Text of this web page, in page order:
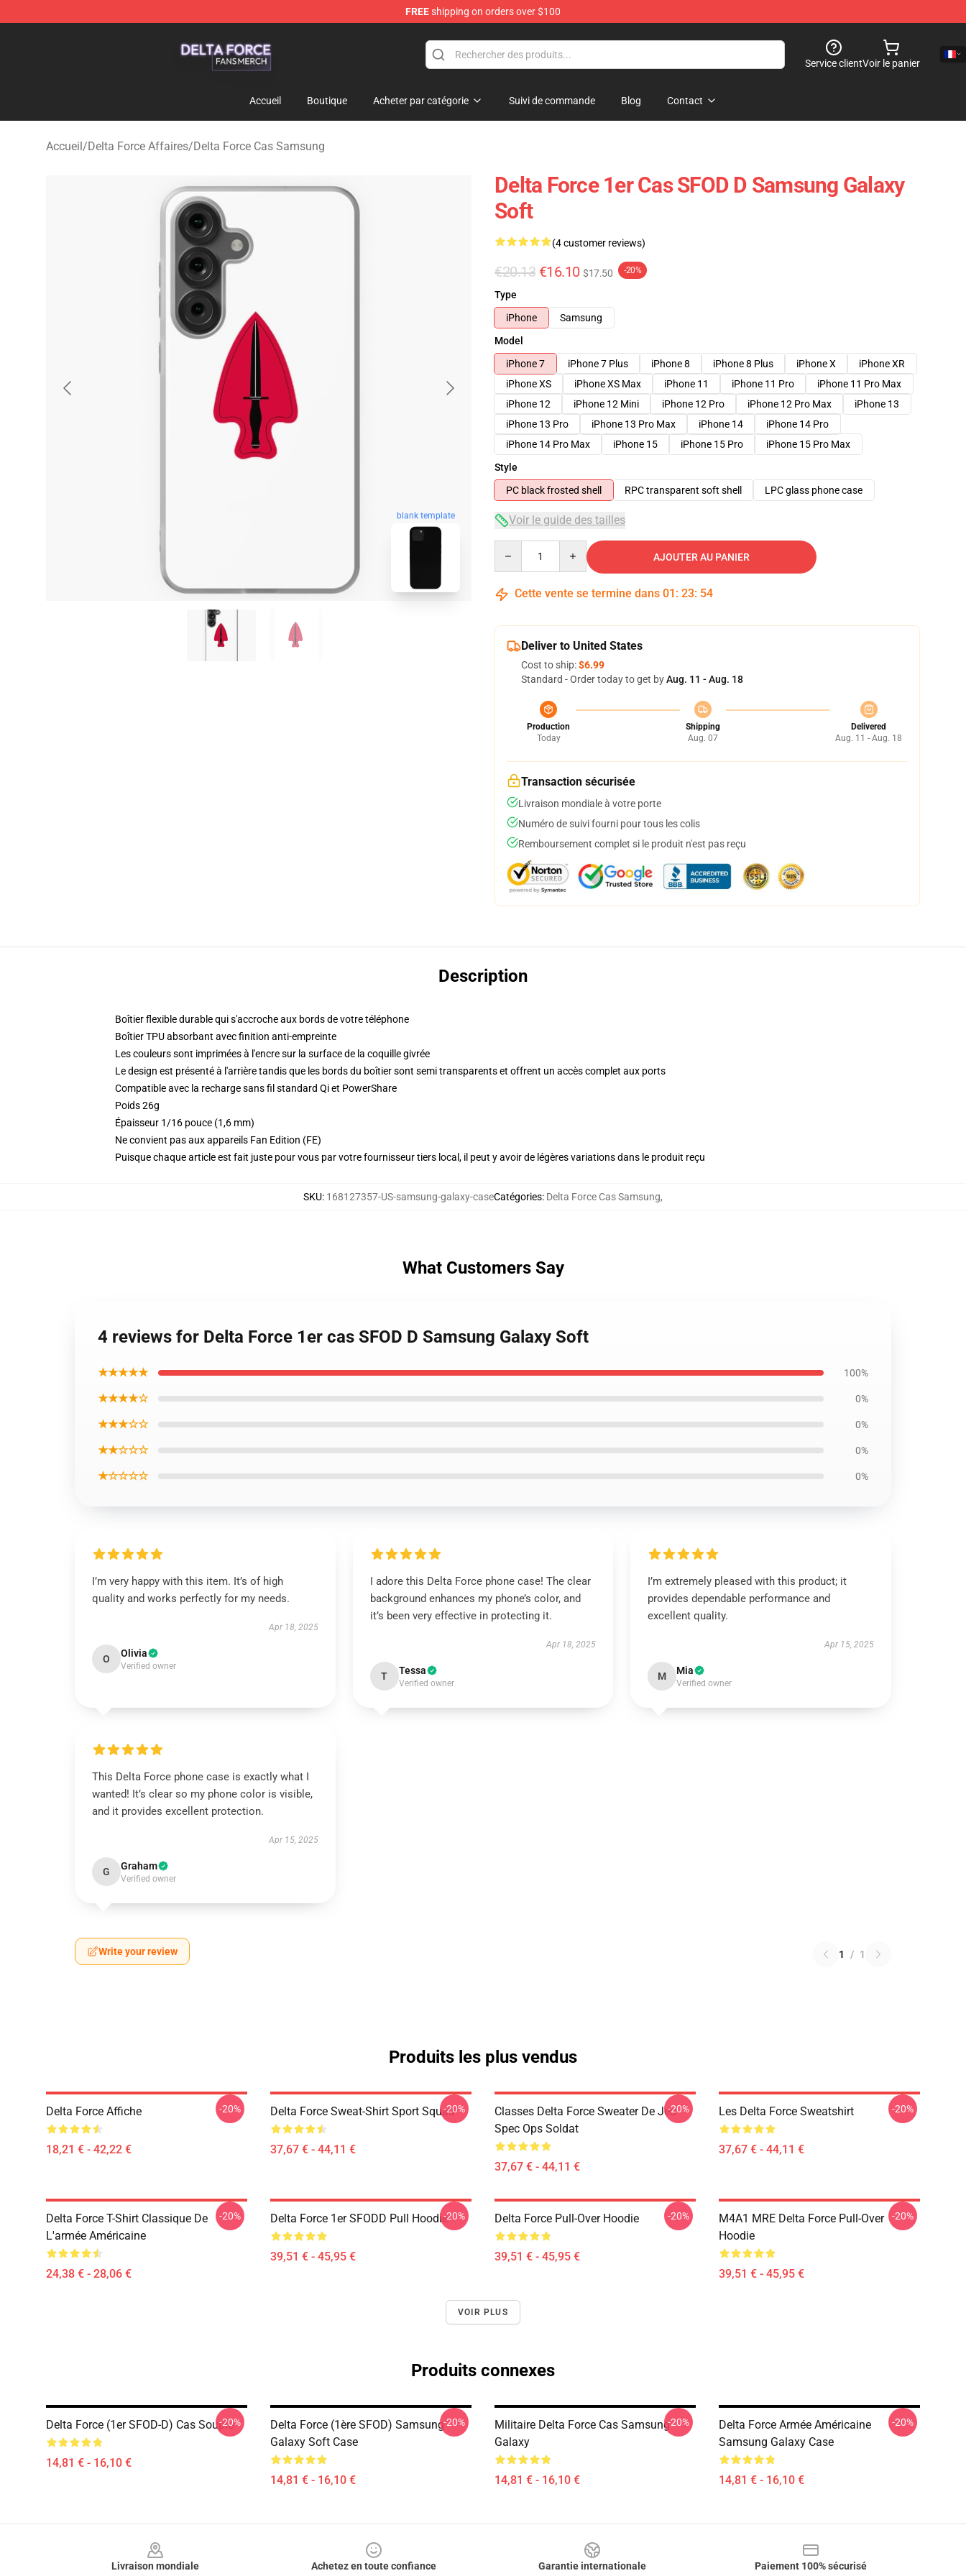
FREEshipping on orders over $100
Service clientVoir le panier
Accueil Boutique Acheter par catégorie Suivi de commande Blog Contact
Accueil/Delta Force Affaires/Delta Force Cas Samsung
blank template
Delta Force 1er Cas SFOD D Samsung Galaxy
Soft
(4 customer reviews)
€20.13 €16.10 $17.50 -20%
Type
iPhone
Samsung
Model
iPhone 7
iPhone 7 Plus iPhone 8 iPhone 8 Plus iPhone X
iPhone XR
iPhone XS
iPhone XS Max iPhone 11 iPhone 11 Pro
iPhone 11 Pro Max
iPhone 12
iPhone 12 Mini iPhone 12 Pro iPhone 12 Pro Max
iPhone 13
iPhone 13 Pro
iPhone 13 Pro Max iPhone 14
iPhone 14 Pro
iPhone 14 Pro Max
iPhone 15 iPhone 15 Pro
iPhone 15 Pro Max
Style
PC black frosted shell
RPC transparent soft shell LPC glass phone case
Voir le guide des tailles
AJOUTER AU PANIER
Cette vente se termine dans 01 : 23: 53
Deliver to United States
Cost to ship:$6.99
Standard - Order today to get byAug. 11 - Aug. 18
Production
Today
Shipping
Aug. 07
Delivered
Aug. 11 - Aug. 18
Transaction sécurisée
Livraison mondiale à votre porte
Numéro de suivi fourni pour tous les colis
Remboursement complet si le produit n'est pas reçu
Description
Boîtier flexible durable qui s'accroche aux bords de votre téléphone
Boîtier TPU absorbant avec finition anti-empreinte
Les couleurs sont imprimées à l'encre sur la surface de la coquille givrée
Le design est présenté à l'arrière tandis que les bords du boîtier sont semi transparents et offrent un accès complet aux ports
Compatible avec la recharge sans fil standard Qi et PowerShare
Poids 26g
Épaisseur 1/16 pouce (1,6 mm)
Ne convient pas aux appareils Fan Edition (FE)
Puisque chaque article est fait juste pour vous par votre fournisseur tiers local, il peut y avoir de légères variations dans le produit reçu
SKU: 168127357-US-samsung-galaxy-caseCatégories: Delta Force Cas Samsung,
What Customers Say
4 reviews for Delta Force 1er cas SFOD D Samsung Galaxy Soft
★★★★★ 100%
★★★★☆ 0%
★★★☆☆ 0%
★★☆☆☆ 0%
★☆☆☆☆ 0%
I’m very happy with this item. It’s of high
quality and works perfectly for my needs.
Apr 18, 2025
O Olivia
Verified owner
I adore this Delta Force phone case! The clear
background enhances my phone’s color, and
it’s been very effective in protecting it.
Apr 18, 2025
T Tessa
Verified owner
I’m extremely pleased with this product; it
provides dependable performance and
excellent quality.
Apr 15, 2025
M Mia
Verified owner
This Delta Force phone case is exactly what I
wanted! It’s clear so my phone color is visible,
and it provides excellent protection.
Apr 15, 2025
G Graham
Verified owner
Write your review 1 / 1
Produits les plus vendus
Delta Force Affiche
18,21 € - 42,22 €
-20% Delta Force Sweat-Shirt Sport Squad
37,67 € - 44,11 €
-20%
Classes Delta Force Sweater De Jeu
Spec Ops Soldat
37,67 € - 44,11 €
-20% Les Delta Force Sweatshirt
37,67 € - 44,11 €
-20%
Delta Force T-Shirt Classique De
L'armée Américaine
24,38 € - 28,06 €
-20% Delta Force 1er SFODD Pull Hoodie
39,51 € - 45,95 €
-20% Delta Force Pull-Over Hoodie
39,51 € - 45,95 €
-20%
M4A1 MRE Delta Force Pull-Over
Hoodie
39,51 € - 45,95 €
-20%
VOIR PLUS
Produits connexes
Delta Force (1er SFOD-D) Cas Souple
14,81 € - 16,10 €
-20%
Delta Force (1ère SFOD) Samsung
Galaxy Soft Case
14,81 € - 16,10 €
-20%
Militaire Delta Force Cas Samsung
Galaxy
14,81 € - 16,10 €
-20%
Delta Force Armée Américaine
Samsung Galaxy Case
14,81 € - 16,10 €
-20%
Livraison mondiale
Achetez en toute confiance
Garantie internationale
Paiement 100% sécurisé